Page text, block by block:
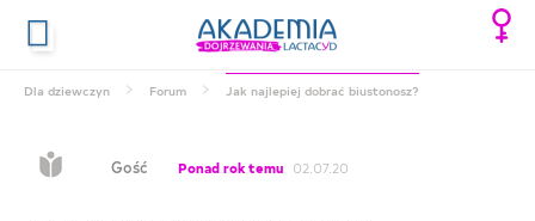
Dla dziewczyn Forum Jak najlepiej dobrać biustonosz?
Gość Ponad rok temu 02.07.20